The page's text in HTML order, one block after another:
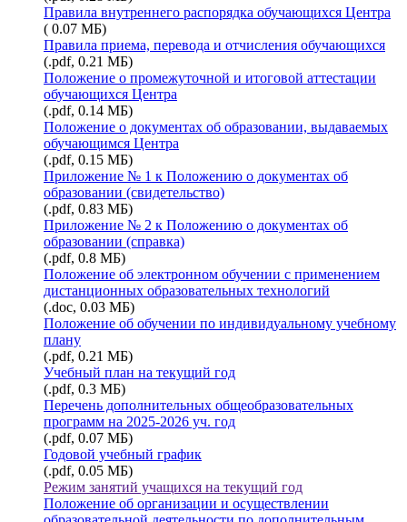
Правила внутреннего распорядка обучающихся Центра
( 0.07 МБ)
Правила приема, перевода и отчисления обучающихся
(.pdf, 0.21 МБ)
Положение о промежуточной и итоговой аттестации
обучающихся Центра
(.pdf, 0.14 МБ)
Положение о документах об образовании, выдаваемых
обучающимся Центра
(.pdf, 0.15 МБ)
Приложение № 1 к Положению о документах об
образовании (свидетельство)
(.pdf, 0.83 МБ)
Приложение № 2 к Положению о документах об
образовании (справка)
(.pdf, 0.8 МБ)
Положение об электронном обучении с применением
дистанционных образовательных технологий
(.doc, 0.03 МБ)
Положение об обучении по индивидуальному учебному
плану
(.pdf, 0.21 МБ)
Учебный план на текущий год
(.pdf, 0.3 МБ)
Перечень дополнительных общеобразовательных
программ на 2025-2026 уч. год
(.pdf, 0.07 МБ)
Годовой учебный график
(.pdf, 0.05 МБ)
Режим занятий учащихся на текущий год
Положение об организации и осуществлении